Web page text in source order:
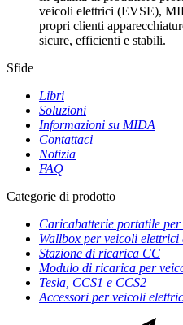
veicoli elettrici (EVSE),
propri clienti
sicure, efficienti e stabili.
Sfide
Libri
Soluzioni
Informazioni su MIDA
Contattaci
Notizia
FAQ
Categorie di prodotto
Caricabatterie portatile
Wallbox per veicoli elettrici
Stazione di ricarica CC
Modulo di ricarica per
Tesla, CCS1 e CCS2
Accessori per veicoli